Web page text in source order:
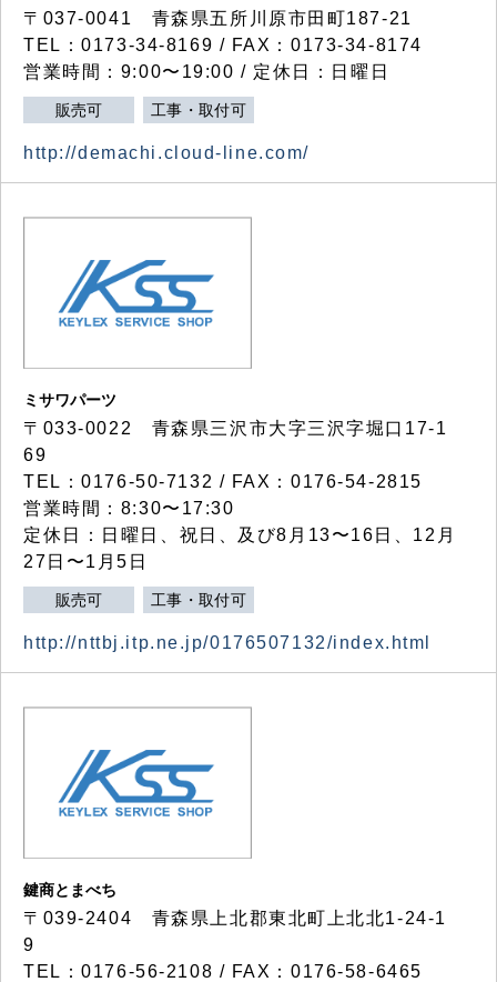
〒037-0041 青森県五所川原市田町187-21
TEL：0173-34-8169 / FAX：0173-34-8174
営業時間：9:00〜19:00 / 定休日：日曜日
販売可 工事・取付可
http://demachi.cloud-line.com/
ミサワパーツ
〒033-0022 青森県三沢市大字三沢字堀口17-1
69
TEL：0176-50-7132 / FAX：0176-54-2815
営業時間：8:30〜17:30
定休日：日曜日、祝日、及び8月13〜16日、12月
27日〜1月5日
販売可 工事・取付可
http://nttbj.itp.ne.jp/0176507132/index.html
鍵商とまべち
〒039-2404 青森県上北郡東北町上北北1-24-1
9
TEL：0176-56-2108 / FAX：0176-58-6465